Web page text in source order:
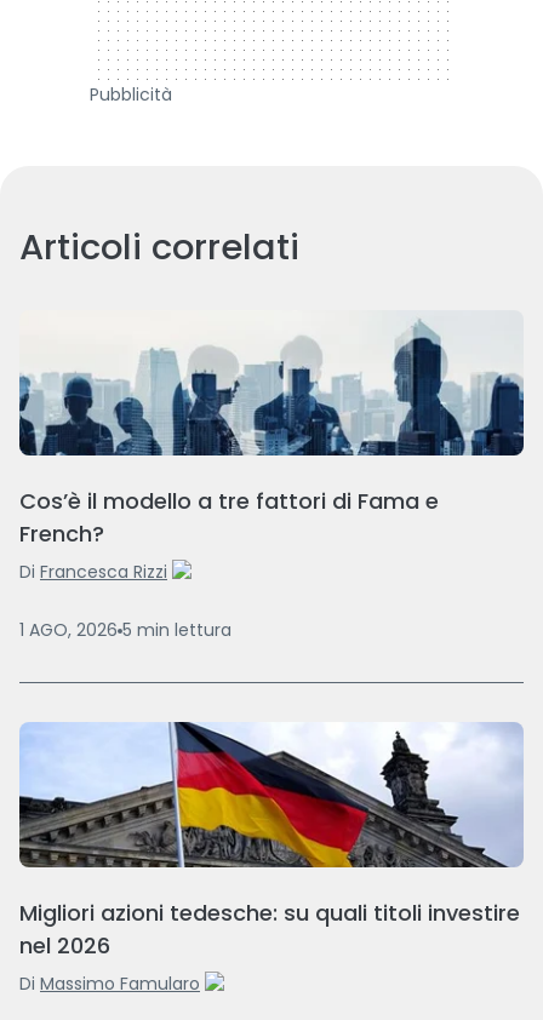
Pubblicità
Articoli correlati
Cos’è il modello a tre fattori di Fama e
French?
Di Francesca Rizzi
1 AGO, 2026 5 min lettura
Migliori azioni tedesche: su quali titoli investire
nel 2026
Di Massimo Famularo